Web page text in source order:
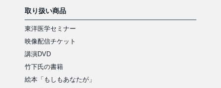
取り扱い商品
東洋医学セミナー
映像配信チケット
講演DVD
竹下氏の書籍
絵本「もしもあなたが」